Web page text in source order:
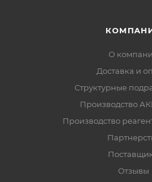
О
Доставка и
Структурные
Производство
Производство
Отзывы